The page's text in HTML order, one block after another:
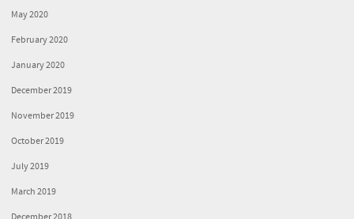
May 2020
February 2020
January 2020
December 2019
November 2019
October 2019
July 2019
March 2019
December 2018